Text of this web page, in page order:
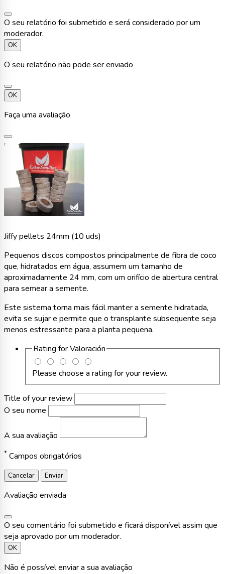
O seu relatório foi submetido e será considerado por um
moderador.
OK
O seu relatório não pode ser enviado
OK
Faça uma avaliação
Jiffy pellets 24mm (10 uds)
Pequenos discos compostos principalmente de fibra de coco
que, hidratados em água, assumem um tamanho de
aproximadamente 24 mm, com um orifício de abertura central
para semear a semente.
Este sistema torna mais fácil manter a semente hidratada,
evita se sujar e permite que o transplante subsequente seja
menos estressante para a planta pequena.
Rating forValoración
Please choose a rating for your review.
Title of your review
O seu nome
A sua avaliação
* Campos obrigatórios
Cancelar Enviar
Avaliação enviada
O seu comentário foi submetido e ficará disponível assim que
seja aprovado por um moderador.
OK
Não é possível enviar a sua avaliação